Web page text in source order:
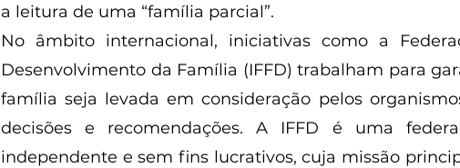
a leitura de uma “família parcial”.
No âmbito internacional, iniciativas como a
Desenvolvimento da Família (IFFD) trabalham para
família seja levada em consideração pelos
decisões e recomendações. A IFFD é uma
independente e sem fins lucrativos, cuja missão